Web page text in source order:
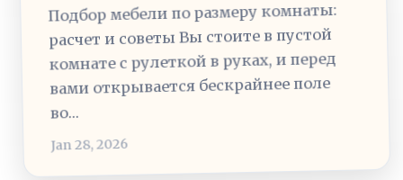
Подбор мебели по размеру комнаты:
расчет и советы Вы стоите в пустой
комнате с рулеткой в руках, и перед
вами открывается бескрайнее поле
во…
Jan 28, 2026